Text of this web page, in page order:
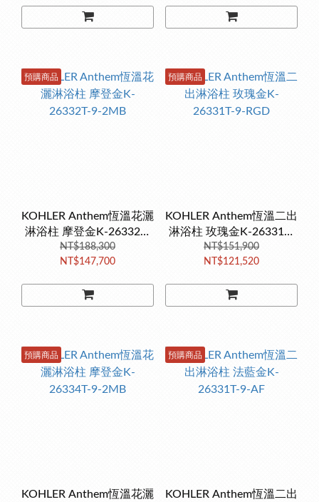
預購商品
KOHLER Anthem恆溫花灑
淋浴柱 摩登金K-26332T-
9-2MB
NT$188,300
NT$147,700
預購商品
KOHLER Anthem恆溫二出
淋浴柱 玫瑰金K-26331T-
9-RGD
NT$151,900
NT$121,520
預購商品
KOHLER Anthem恆溫花灑
預購商品
KOHLER Anthem恆溫二出